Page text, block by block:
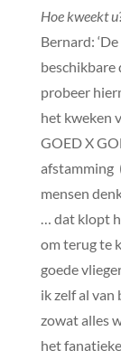
Hoe kweekt
Bernard:
beschikbare
probeer
het kweken
GOED X
afstamming
mensen
… dat klopt
om terug te
goede
ik zelf al van
zowat alles
het